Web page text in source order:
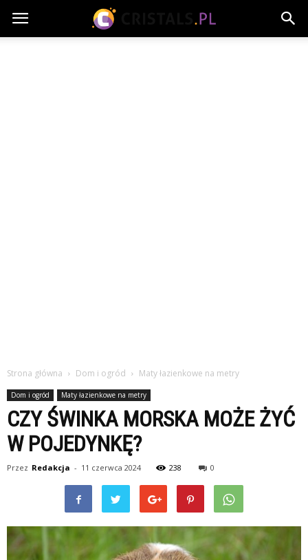
Strona główna Dom i ogród Maty łazienkowe na metry
Dom i ogród Maty łazienkowe na metry
CZY ŚWINKA MORSKA MOŻE ŻYĆ
W POJEDYNKĘ?
Przez Redakcja - 11 czerwca 2024 238 0